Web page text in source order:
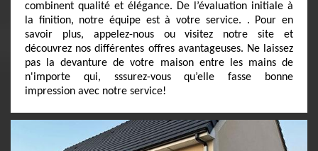
combinent qualité et élégance. De l’évaluation initiale à
la finition, notre équipe est à votre service. . Pour en
savoir plus, appelez-nous ou visitez notre site et
découvrez nos différentes offres avantageuses. Ne laissez
pas la devanture de votre maison entre les mains de
n'importe qui, sssurez-vous qu’elle fasse bonne
impression avec notre service!